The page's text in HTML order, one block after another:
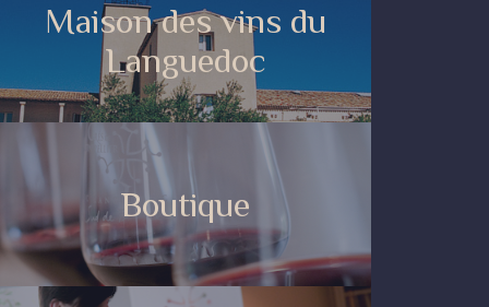
Maison des vins du
Languedoc
Boutique